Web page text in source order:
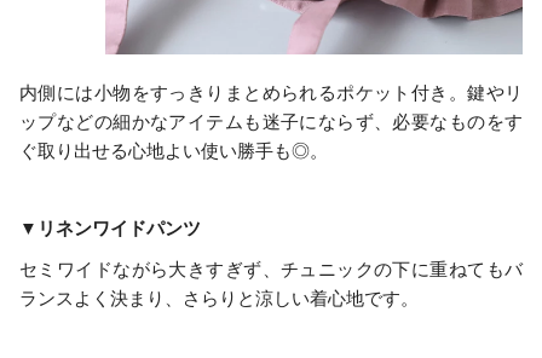
内側には小物をすっきりまとめられるポケット付き。鍵やリ
ップなどの細かなアイテムも迷子にならず、必要なものをす
ぐ取り出せる心地よい使い勝手も◎。
▼リネンワイドパンツ
セミワイドながら大きすぎず、チュニックの下に重ねてもバ
ランスよく決まり、さらりと涼しい着心地です。